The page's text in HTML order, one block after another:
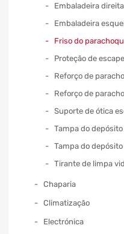
Embaladeira direita
Embaladeira
Friso do
Proteção de escape
Reforço de
Reforço de
Suporte de ótica
Tampa do
Tampa do
Tirante de limpa
Chaparia
Climatização
Electrónica